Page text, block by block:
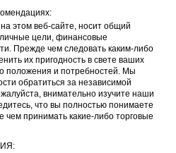
этом веб-сайте, носит общий
цели, финансовые
Прежде чем следовать каким-либо
их пригодность в свете ваших
положения и потребностей. Мы
обратиться за независимой
внимательно изучите наши
что вы полностью понимаете
чем принимать какие-либо торговые